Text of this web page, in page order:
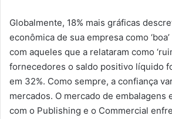
Globalmente, 18% mais gráficas
econômica de sua empresa como
com aqueles que a relataram como
fornecedores o saldo positivo líquido
em 32%. Como sempre, a confiança
mercados. O mercado de embalagens
com o Publishing e o Commercial